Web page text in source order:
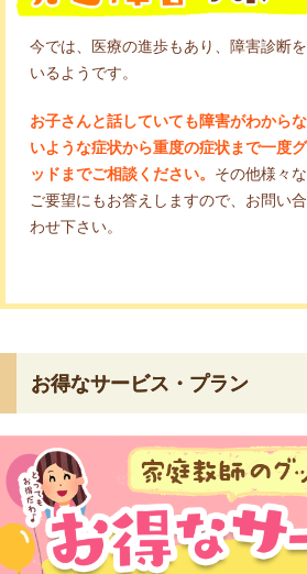
今では、医療の進歩もあり、障害診断
いるようです。
お子さんと話していても障害がわからな
いような症状から重度の症状まで一度グ
ッドまでご相談ください。 その他様々な
ご要望にもお答えしますので、お問い合
わせ下さい。
お得なサービス・プラン